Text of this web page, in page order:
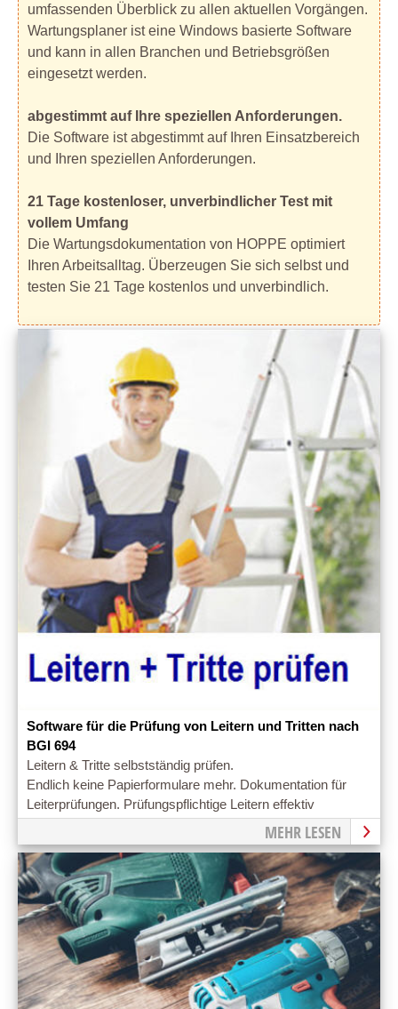
umfassenden Überblick zu allen aktuellen Vorgängen.
Wartungsplaner ist eine Windows basierte Software
und kann in allen Branchen und Betriebsgrößen
eingesetzt werden.
abgestimmt auf Ihre speziellen Anforderungen.
Die Software ist abgestimmt auf Ihren Einsatzbereich
und Ihren speziellen Anforderungen.
21 Tage kostenloser, unverbindlicher Test mit
vollem Umfang
Die Wartungsdokumentation von HOPPE optimiert
Ihren Arbeitsalltag. Überzeugen Sie sich selbst und
testen Sie 21 Tage kostenlos und unverbindlich.
Software für die Prüfung von Leitern und Tritten nach
BGI 694
Leitern & Tritte selbstständig prüfen.
Endlich keine Papierformulare mehr. Dokumentation für
Leiterprüfungen. Prüfungspflichtige Leitern effektiv
MEHR LESEN